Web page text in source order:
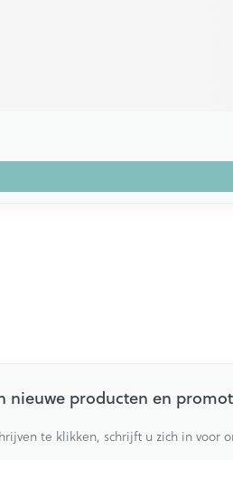
nieuwe producten en
te klikken, schrijft u zich in voor